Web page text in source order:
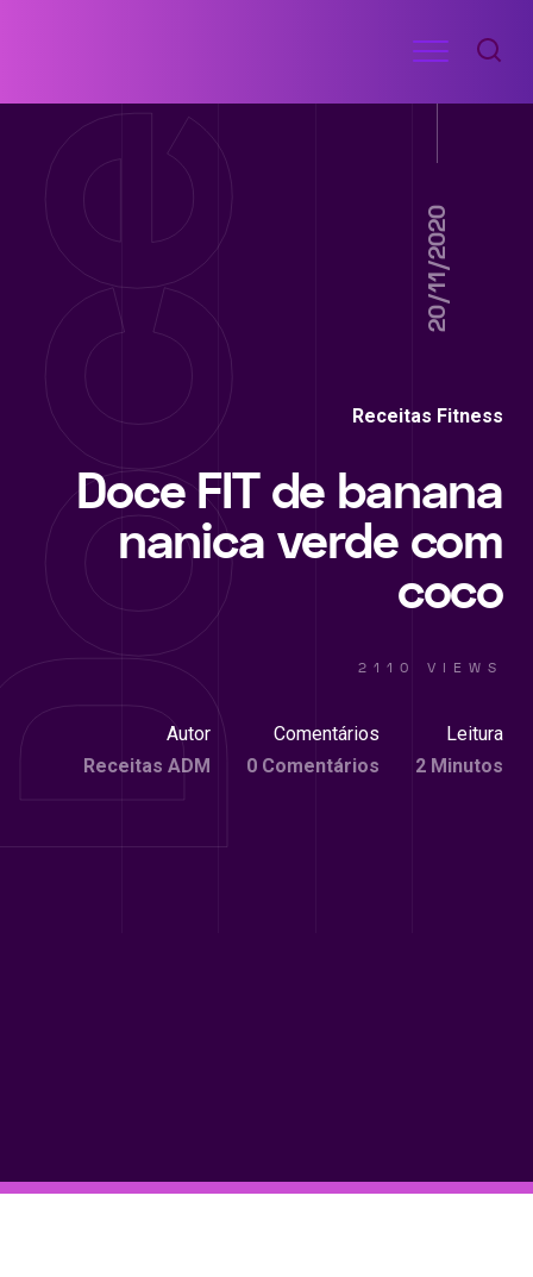
conteúdo
RECEITAS
ACADEMIA
Menu
20/11/2020
Receitas Fitness
Doce FIT de banana
nanica verde com
coco
2110 VIEWS
Autor
Receitas ADM
Comentários
0 Comentários
Leitura
2 Minutos